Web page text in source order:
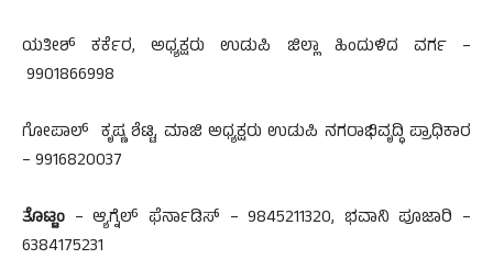
ಯತೀಶ್ ಕರ್ಕೆರ, ಅಧ್ಯಕ್ಷರು ಉಡುಪಿ ಜಿಲ್ಲಾ ಹಿಂದುಳಿದ ವರ್ಗ –
9901866998
ಗೋಪಾಲ್ ಕೃಷ್ಣ ಶೆಟ್ಟಿ, ಮಾಜಿ ಅಧ್ಯಕ್ಷರು ಉಡುಪಿ ನಗರಾಭಿವೃದ್ಧಿ ಪ್ರಾಧಿಕಾರ
– 9916820037
ತೊಟ್ಟಂ – ಆ್ಯಗ್ನೆಲ್ ಫೆರ್ನಾಡಿಸ್ – 9845211320, ಭವಾನಿ ಪೂಜಾರಿ –
6384175231